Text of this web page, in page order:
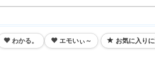
わかる。 エモいぃ～ お気に入り